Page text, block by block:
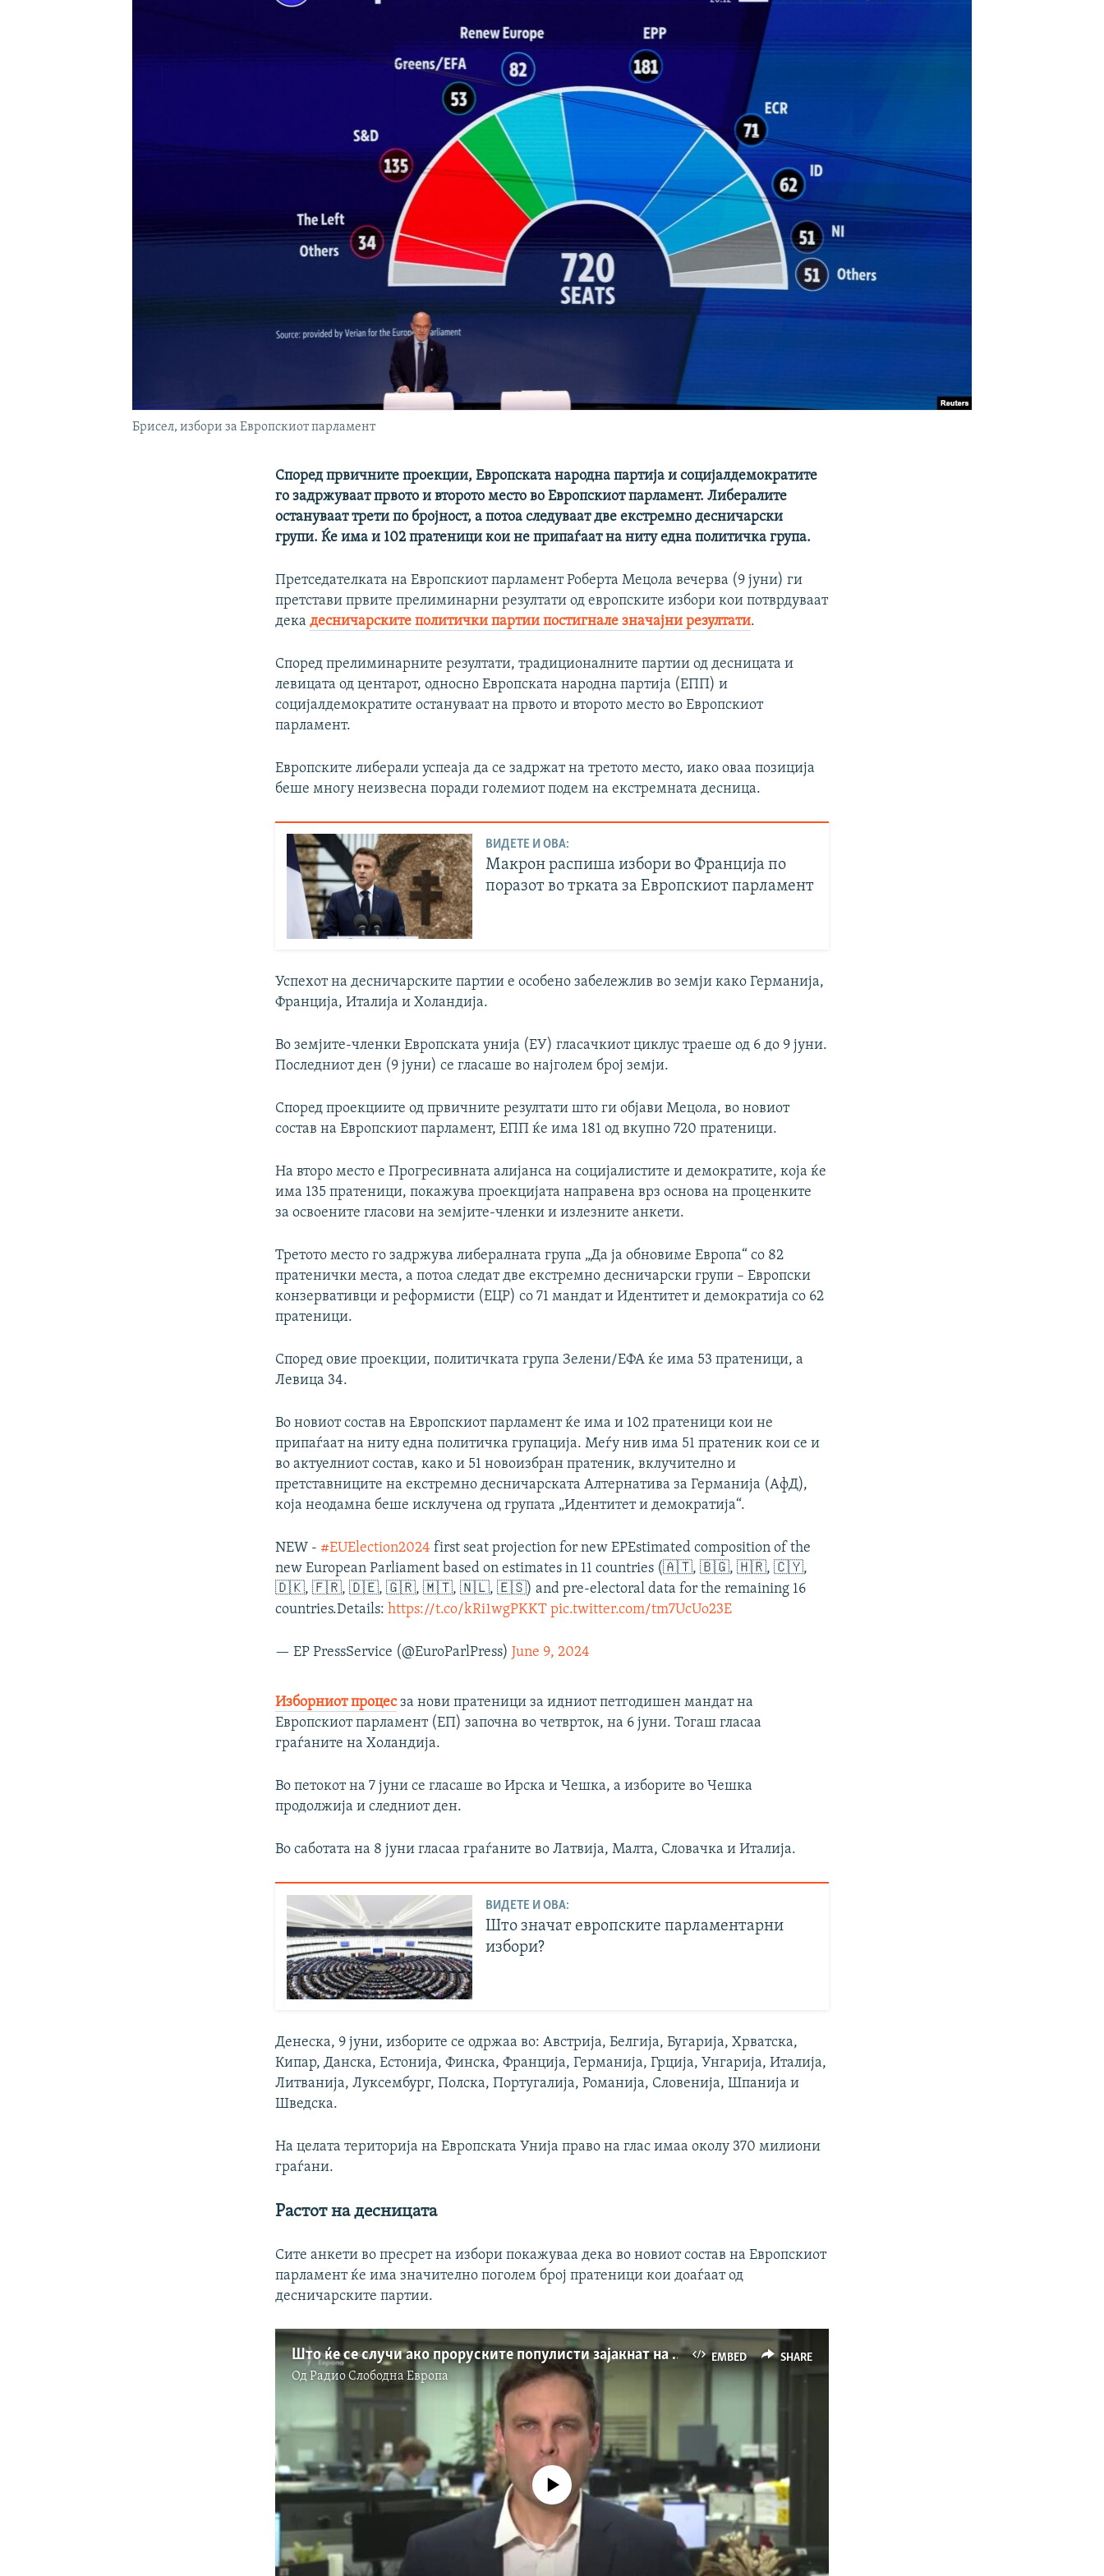
Брисел, избори за Европскиот парламент
Според првичните проекции, Европската народна партија и социјалдемократите
го задржуваат првото и второто место во Европскиот парламент. Либералите
остануваат трети по бројност, а потоа следуваат две екстремно десничарски
групи. Ќе има и 102 пратеници кои не припаѓаат на ниту една политичка група.
Претседателката на Европскиот парламент Роберта Мецола вечерва (9 јуни) ги
претстави првите прелиминарни резултати од европските избори кои потврдуваат
декадесничарските политички партии постигнале значајни резултати.
Според прелиминарните резултати, традиционалните партии од десницата и
левицата од центарот, односно Европската народна партија (ЕПП) и
социјалдемократите остануваат на првото и второто место во Европскиот
парламент.
Европските либерали успеаја да се задржат на третото место, иако оваа позиција
беше многу неизвесна поради големиот подем на екстремната десница.
ВИДЕТЕ И ОВА:
Макрон распиша избори во Франција по
поразот во трката за Европскиот парламент
Успехот на десничарските партии е особено забележлив во земји како Германија,
Франција, Италија и Холандија.
Во земјите-членки Европската унија (ЕУ) гласачкиот циклус траеше од 6 до 9 јуни.
Последниот ден (9 јуни) се гласаше во најголем број земји.
Според проекциите од првичните резултати што ги објави Мецола, во новиот
состав на Европскиот парламент, ЕПП ќе има 181 од вкупно 720 пратеници.
На второ место е Прогресивната алијанса на социјалистите и демократите, која ќе
има 135 пратеници, покажува проекцијата направена врз основа на проценките
за освоените гласови на земјите-членки и излезните анкети.
Третото место го задржува либералната група „Да ја обновиме Европа“ со 82
пратенички места, а потоа следат две екстремно десничарски групи – Европски
конзервативци и реформисти (ЕЦР) со 71 мандат и Идентитет и демократија со 62
пратеници.
Според овие проекции, политичката група Зелени/ЕФА ќе има 53 пратеници, а
Левица 34.
Во новиот состав на Европскиот парламент ќе има и 102 пратеници кои не
припаѓаат на ниту една политичка групација. Меѓу нив има 51 пратеник кои се и
во актуелниот состав, како и 51 новоизбран пратеник, вклучително и
претставниците на екстремно десничарската Алтернатива за Германија (АфД),
која неодамна беше исклучена од групата „Идентитет и демократија“.
NEW - #EUElection2024 first seat projection for new EPEstimated composition of the
new European Parliament based on estimates in 11 countries (🇦🇹, 🇧🇬, 🇭🇷, 🇨🇾,
🇩🇰, 🇫🇷, 🇩🇪, 🇬🇷, 🇲🇹, 🇳🇱, 🇪🇸) and pre-electoral data for the remaining 16
countries.Details:https://t.co/kRi1wgPKKT pic.twitter.com/tm7UcUo23E
— EP PressService (@EuroParlPress)June 9, 2024
Изборниот процесза нови пратеници за идниот петгодишен мандат на
Европскиот парламент (ЕП) започна во четврток, на 6 јуни. Тогаш гласаа
граѓаните на Холандија.
Во петокот на 7 јуни се гласаше во Ирска и Чешка, а изборите во Чешка
продолжија и следниот ден.
Во саботата на 8 јуни гласаа граѓаните во Латвија, Малта, Словачка и Италија.
ВИДЕТЕ И ОВА:
Што значат европските парламентарни
избори?
Денеска, 9 јуни, изборите се одржаа во: Австрија, Белгија, Бугарија, Хрватска,
Кипар, Данска, Естонија, Финска, Франција, Германија, Грција, Унгарија, Италија,
Литванија, Луксембург, Полска, Португалија, Романија, Словенија, Шпанија и
Шведска.
На целата територија на Европската Унија право на глас имаа околу 370 милиони
граѓани.
Растот на десницата
Сите анкети во пресрет на избори покажуваа дека во новиот состав на Европскиот
парламент ќе има значително поголем број пратеници кои доаѓаат од
десничарските партии.
EMBED SHARE
Што ќе се случи ако проруските популисти зајакнат на европските парламентарни избори?
ОдРадио Слободна Eвропа
No media source currently available